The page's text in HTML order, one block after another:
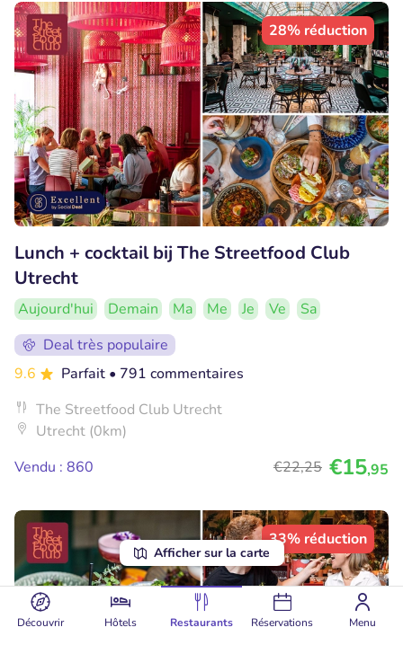
Découvrir Hôtels Restaurants Réservations Menu
Afficher sur la carte
28% réduction
Lunch + cocktail bij The Streetfood Club
Utrecht
Aujourd'hui Demain Ma Me Je Ve
Sa
Deal très populaire
9.6
Parfait • 791 commentaires
The Streetfood Club Utrecht
Utrecht (0km)
Vendu : 860
€22,25 €15,95
33% réduction